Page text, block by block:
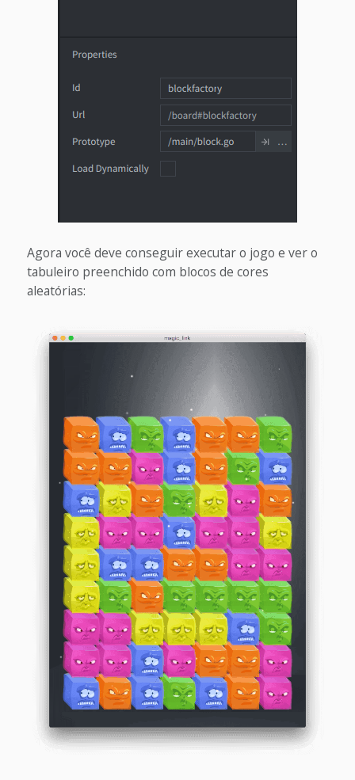
Agora você deve conseguir executar o jogo e ver o
tabuleiro preenchido com blocos de cores
aleatórias: